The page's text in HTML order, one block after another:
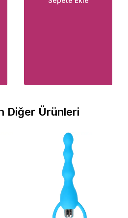
Diğer Ürünleri